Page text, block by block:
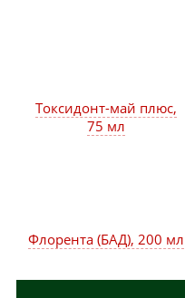
Токсидонт-май плюс,
75 мл
Флорента (БАД), 200 мл